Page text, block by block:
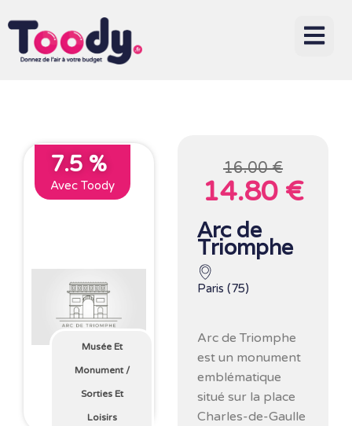
7.5 %
Avec Toody
Musée Et
Monument/
Sorties Et
Loisirs
16.00 €
14.80 €
Arc de
Triomphe
Paris (75)
Arc de Triomphe
est un monument
emblématique
situé sur la place
Charles-de-Gaulle